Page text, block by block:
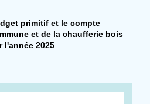
primitif et le compte
et de la chaufferie bois
l'année 2025